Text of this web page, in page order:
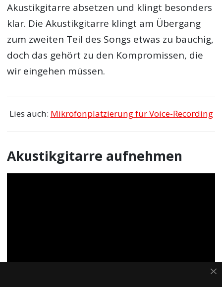
Akustikgitarre absetzen und klingt besonders
klar. Die Akustikgitarre klingt am Übergang
zum zweiten Teil des Songs etwas zu bauchig,
doch das gehört zu den Kompromissen, die
wir eingehen müssen.
Lies auch: Mikrofonplatzierung für Voice-Recording
Akustikgitarre aufnehmen